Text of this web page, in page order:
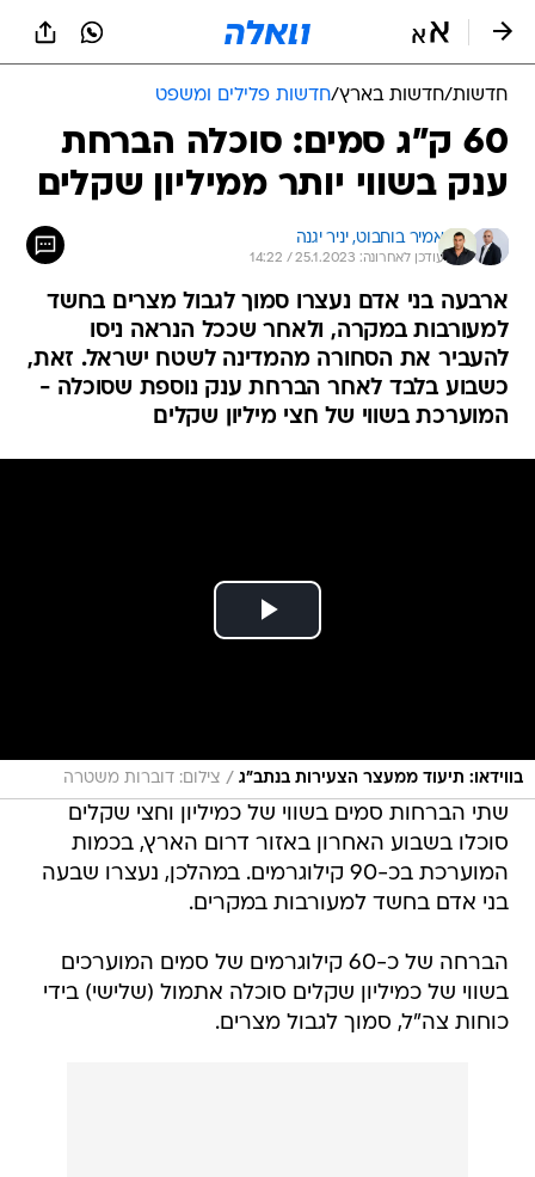
חדשות/חדשות בארץ/חדשות פלילים ומשפט
60 ק"ג סמים: סוכלה הברחת
ענק בשווי יותר ממיליון שקלים
אמיר בוחבוט, יניר יגנה
עודכן לאחרונה: 25.1.2023 / 14:22
ארבעה בני אדם נעצרו סמוך לגבול מצרים בחשד
למעורבות במקרה, ולאחר שככל הנראה ניסו
להעביר את הסחורה מהמדינה לשטח ישראל. זאת,
כשבוע בלבד לאחר הברחת ענק נוספת שסוכלה -
המוערכת בשווי של חצי מיליון שקלים
בווידאו: תיעוד ממעצר הצעירות בנתב"ג / צילום: דוברות משטרה
שתי הברחות סמים בשווי של כמיליון וחצי שקלים
סוכלו בשבוע האחרון באזור דרום הארץ, בכמות
המוערכת בכ-90 קילוגרמים. במהלכן, נעצרו שבעה
בני אדם בחשד למעורבות במקרים.
הברחה של כ-60 קילוגרמים של סמים המוערכים
בשווי של כמיליון שקלים סוכלה אתמול (שלישי) בידי
כוחות צה"ל, סמוך לגבול מצרים.